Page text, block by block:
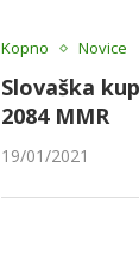
Kopno Novice
Slovaška
2084 MMR
19/01/2021